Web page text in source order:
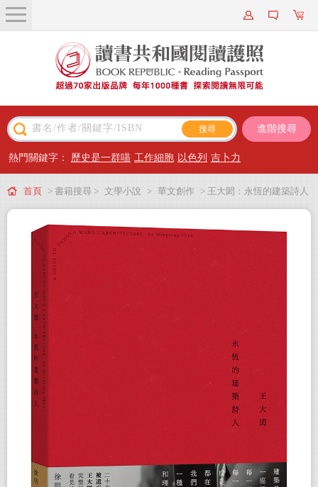
關於我們
近期新書
主題閱讀
出版專區
會員專屬
會員儲值方案
進階搜尋
熱門關鍵字： 歷史是一群喵 工作細胞 以色列 吉卜力
首頁 > 書籍搜尋 > 文學小說 > 華文創作 > 王大閎：永恆的建築詩人
（經典增修版）